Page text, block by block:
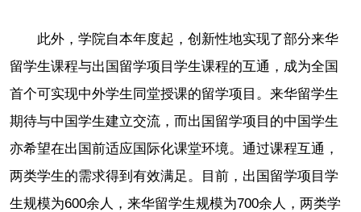
此外，学院自本年度起，创新性地实现了部分来华
留学生课程与出国留学项目学生课程的互通，成为全国
首个可实现中外学生同堂授课的留学项目。来华留学生
期待与中国学生建立交流，而出国留学项目的中国学生
亦希望在出国前适应国际化课堂环境。通过课程互通，
两类学生的需求得到有效满足。目前，出国留学项目学
生规模为600余人，来华留学生规模为700余人，两类学